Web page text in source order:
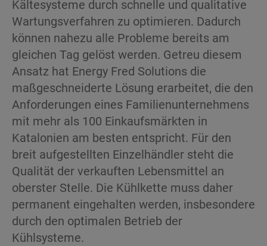
Kältesysteme durch schnelle und qualitative
Wartungsverfahren zu optimieren. Dadurch
können nahezu alle Probleme bereits am
gleichen Tag gelöst werden. Getreu diesem
Ansatz hat Energy Fred Solutions die
maßgeschneiderte Lösung erarbeitet, die den
Anforderungen eines Familienunternehmens
mit mehr als 100 Einkaufsmärkten in
Katalonien am besten entspricht. Für den
breit aufgestellten Einzelhändler steht die
Qualität der verkauften Lebensmittel an
oberster Stelle. Die Kühlkette muss daher
permanent eingehalten werden, insbesondere
durch den optimalen Betrieb der
Kühlsysteme.